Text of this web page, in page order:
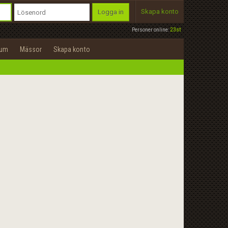
Personer online:23st
Logga in Skapa konto
Mässor Skapa konto